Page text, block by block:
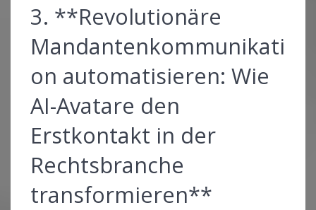
3. **Revolutionäre
Mandantenkommunikati
on automatisieren: Wie
AI-Avatare den
Erstkontakt in der
Rechtsbranche
transformieren**